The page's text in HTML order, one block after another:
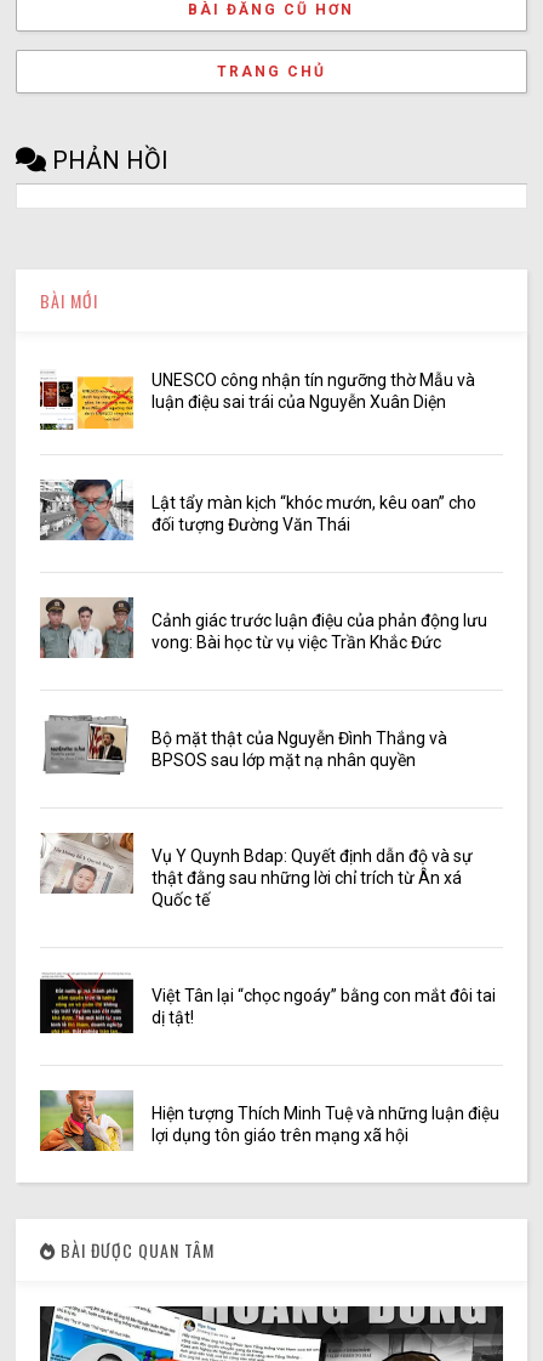
BÀI ĐĂNG CŨ HƠN
TRANG CHỦ
PHẢN HỒI
BÀI MỚI
UNESCO công nhận tín ngưỡng thờ Mẫu và
luận điệu sai trái của Nguyễn Xuân Diện
Lật tẩy màn kịch “khóc mướn, kêu oan” cho
đối tượng Đường Văn Thái
Cảnh giác trước luận điệu của phản động lưu
vong: Bài học từ vụ việc Trần Khắc Đức
Bộ mặt thật của Nguyễn Đình Thắng và
BPSOS sau lớp mặt nạ nhân quyền
Vụ Y Quynh Bdap: Quyết định dẫn độ và sự
thật đằng sau những lời chỉ trích từ Ân xá
Quốc tế
Việt Tân lại “chọc ngoáy” bằng con mắt đôi tai
dị tật!
Hiện tượng Thích Minh Tuệ và những luận điệu
lợi dụng tôn giáo trên mạng xã hội
BÀI ĐƯỢC QUAN TÂM